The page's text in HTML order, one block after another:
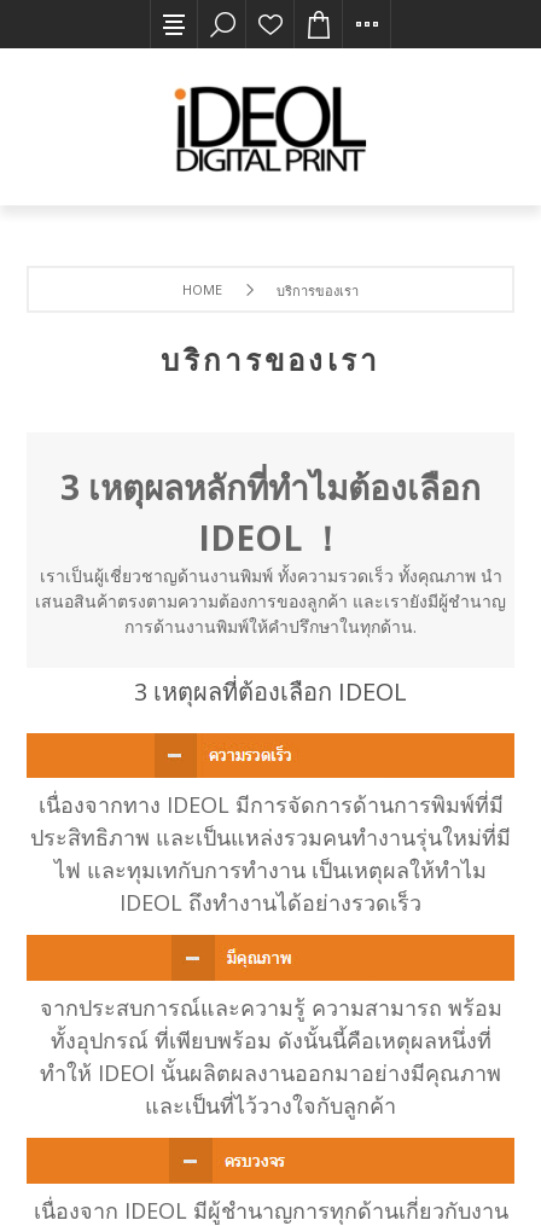
HOME บริการของเรา
บริการของเรา
3 เหตุผลหลักที่ทำไมต้องเลือก
IDEOL ！
เราเป็นผู้เชี่ยวชาญด้านงานพิมพ์ ทั้งความรวดเร็ว ทั้งคุณภาพ นำ
เสนอสินค้าตรงตามความต้องการของลูกค้า และเรายังมีผู้ชำนาญ
การด้านงานพิมพ์ให้คำปรึกษาในทุกด้าน.
3 เหตุผลที่ต้องเลือก IDEOL
เนื่องจากทาง IDEOL มีการจัดการด้านการพิมพ์ที่มี
ประสิทธิภาพ และเป็นแหล่งรวมคนทำงานรุ่นใหม่ที่มี
ไฟ และทุมเทกับการทำงาน เป็นเหตุผลให้ทำไม
IDEOL ถึงทำงานได้อย่างรวดเร็ว
จากประสบการณ์และความรู้ ความสามารถ พร้อม
ทั้งอุปกรณ์ ที่เพียบพร้อม ดังนั้นนี้คือเหตุผลหนึ่งที่
ทำให้ IDEOl นั้นผลิตผลงานออกมาอย่างมีคุณภาพ
และเป็นที่ไว้วางใจกับลูกค้า
เนื่องจาก IDEOL มีผู้ชำนาญการทุกด้านเกี่ยวกับงาน